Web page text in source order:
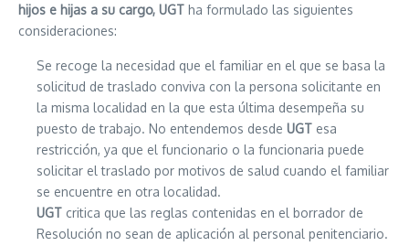
hijos e hijas a su cargo, UGT ha formulado las siguientes
consideraciones:
Se recoge la necesidad que el familiar en el que se basa la
solicitud de traslado conviva con la persona solicitante en
la misma localidad en la que esta última desempeña su
puesto de trabajo. No entendemos desde UGT esa
restricción, ya que el funcionario o la funcionaria puede
solicitar el traslado por motivos de salud cuando el familiar
se encuentre en otra localidad.
UGT critica que las reglas contenidas en el borrador de
Resolución no sean de aplicación al personal penitenciario.